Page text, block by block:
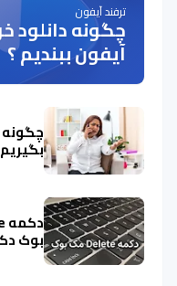
ترفند آیفون
چگونه دانلود
آیفون ببندیم ؟
بوک